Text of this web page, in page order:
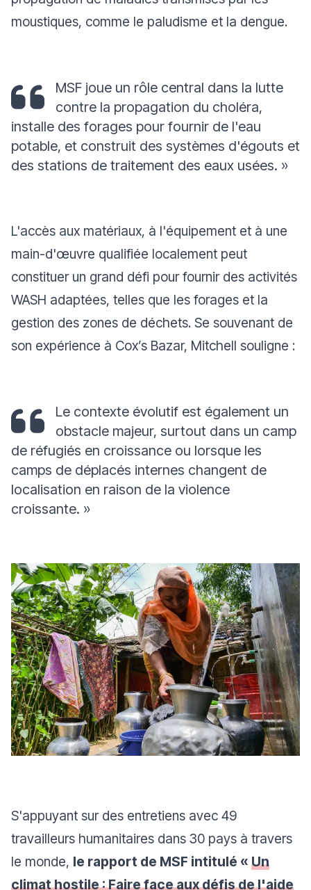
moustiques, comme le paludisme et la dengue.
MSF joue un rôle central dans la lutte
contre la propagation du choléra,
installe des forages pour fournir de l'eau
potable, et construit des systèmes d'égouts et
des stations de traitement des eaux usées. »
L'accès aux matériaux, à l'équipement et à une
main-d'œuvre qualifiée localement peut
constituer un grand défi pour fournir des activités
WASH adaptées, telles que les forages et la
gestion des zones de déchets. Se souvenant de
son expérience à Cox’s Bazar, Mitchell souligne :
Le contexte évolutif est également un
obstacle majeur, surtout dans un camp
de réfugiés en croissance ou lorsque les
camps de déplacés internes changent de
localisation en raison de la violence
croissante. »
S'appuyant sur des entretiens avec 49
travailleurs humanitaires dans 30 pays à travers
le monde, le rapport de MSF intitulé « Un
climat hostile : Faire face aux défis de l'aide